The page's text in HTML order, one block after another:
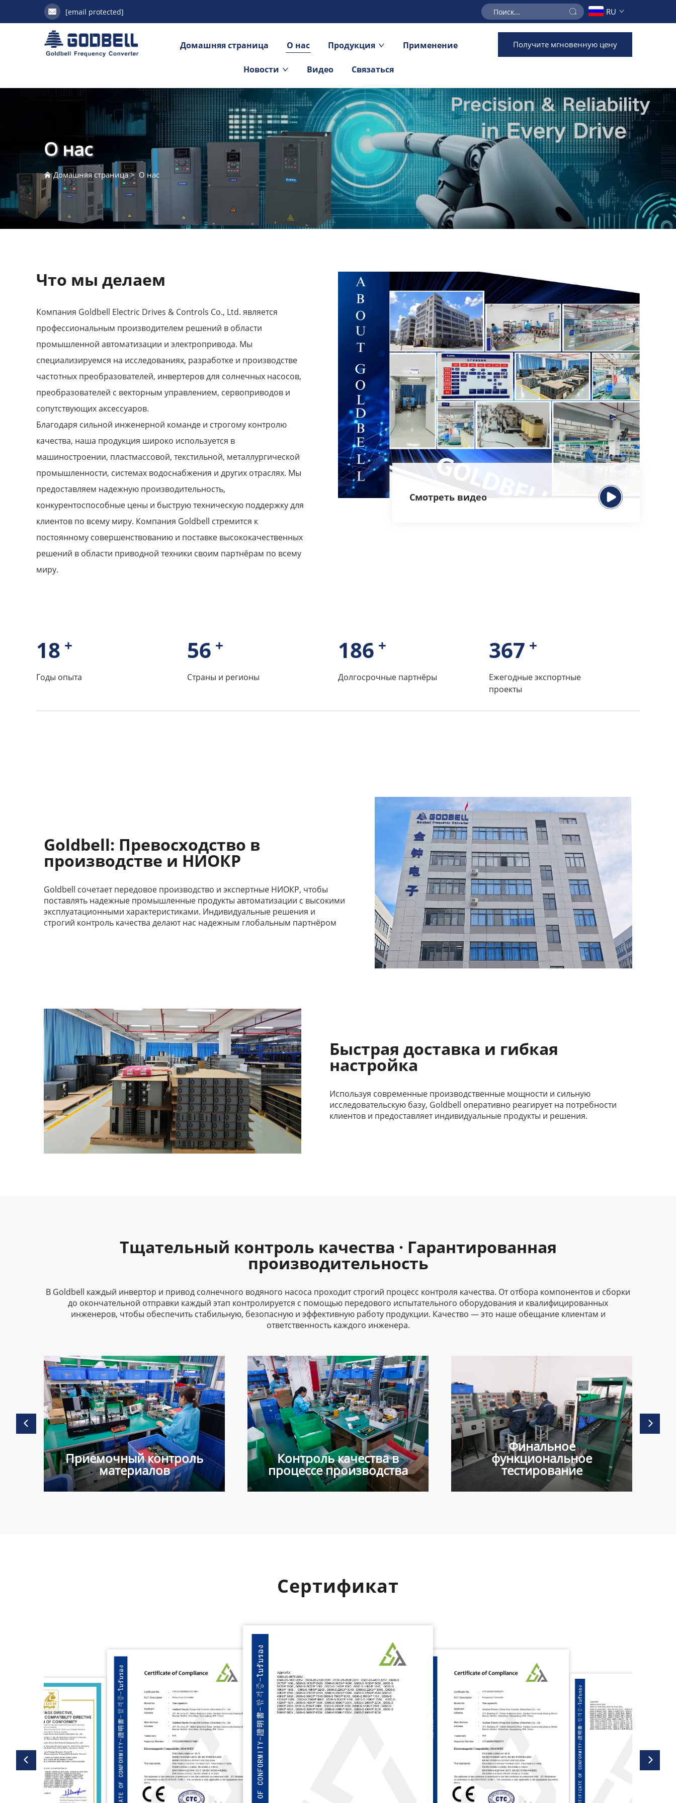
[email protected] RU
Домашняя страница О нас Продукция Применение
Новости Видео Связаться
Получите мгновенную цену
О нас
Домашняя страница> О нас
Что мы делаем
Компания Goldbell Electric Drives & Controls Co., Ltd. является
профессиональным производителем решений в области
промышленной автоматизации и электропривода. Мы
специализируемся на исследованиях, разработке и производстве
частотных преобразователей, инвертеров для солнечных насосов,
преобразователей с векторным управлением, сервоприводов и
сопутствующих аксессуаров.
Благодаря сильной инженерной команде и строгому контролю
качества, наша продукция широко используется в
машиностроении, пластмассовой, текстильной, металлургической
промышленности, системах водоснабжения и других отраслях. Мы
предоставляем надежную производительность,
конкурентоспособные цены и быструю техническую поддержку для
клиентов по всему миру. Компания Goldbell стремится к
постоянному совершенствованию и поставке высококачественных
решений в области приводной техники своим партнёрам по всему
миру.
Смотреть видео
19 +
Годы опыта
60 +
Страны и регионы
200 +
Долгосрочные партнёры
395 +
Ежегодные экспортные
проекты
Goldbell: Превосходство в
производстве и НИОКР
Goldbell сочетает передовое производство и экспертные НИОКР, чтобы
поставлять надежные промышленные продукты автоматизации с высокими
эксплуатационными характеристиками. Индивидуальные решения и
строгий контроль качества делают нас надежным глобальным партнёром
Быстрая доставка и гибкая
настройка
Используя современные производственные мощности и сильную
исследовательскую базу, Goldbell оперативно реагирует на потребности
клиентов и предоставляет индивидуальные продукты и решения.
Тщательный контроль качества · Гарантированная
производительность
В Goldbell каждый инвертор и привод солнечного водяного насоса проходит строгий процесс контроля качества. От отбора компонентов и сборки
до окончательной отправки каждый этап контролируется с помощью передового испытательного оборудования и квалифицированных
инженеров, чтобы обеспечить стабильную, безопасную и эффективную работу продукции. Качество — это наше обещание клиентам и
ответственность каждого инженера.
Приемочный контроль
материалов
Контроль качества в
процессе производства
Финальное
функциональное
тестирование
Сертификат